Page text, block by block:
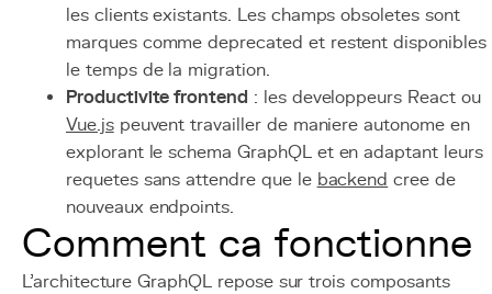
les clients existants. Les champs obsoletes sont
marques comme deprecated et restent disponibles
le temps de la migration.
Productivite frontend : les developpeurs React ou
Vue.jspeuvent travailler de maniere autonome en
explorant le schema GraphQL et en adaptant leurs
requetes sans attendre que le backend cree de
nouveaux endpoints.
Comment ca fonctionne
L'architecture GraphQL repose sur trois composants